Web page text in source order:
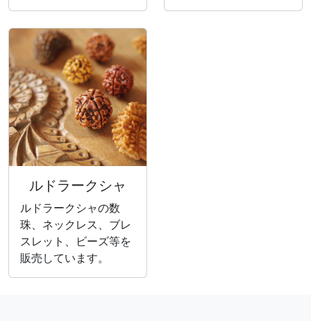
ルドラークシャ
ルドラークシャの数
珠、ネックレス、ブレ
スレット、ビーズ等を
販売しています。